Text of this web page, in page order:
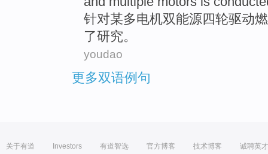
针对某多电机双能源四轮驱动
了研究。
youdao
更多双语例句
关于有道 Investors 有道智选 官方博客 技术博客 诚聘英才